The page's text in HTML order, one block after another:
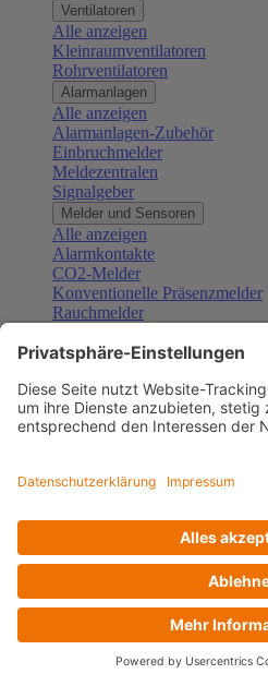
Ventilatoren
Alle anzeigen
Kleinraumventilatoren
Rohrventilatoren
Alarmanlagen
Alle anzeigen
Alarmanlagen-Zubehör
Einbruchmelder
Meldezentralen
Signalgeber
Melder und Sensoren
Alle anzeigen
Alarmkontakte
CO2-Melder
Konventionelle Präsenzmelder
Rauchmelder
Gefahrenmelder
Türsprechanlagen
Alle anzeigen
Außenstationen
Klingeltaster und Gongs
Sprechanlagen-Sets
Zubehör Türkommunikation
Videoüberwachung
Zubehör Videoüberwachung
Alle anzeigen